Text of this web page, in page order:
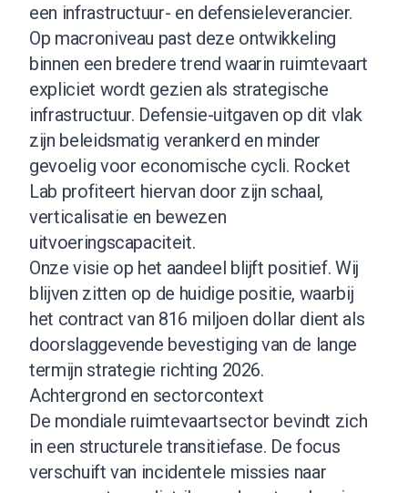
een infrastructuur- en defensieleverancier.
Op macroniveau past deze ontwikkeling
binnen een bredere trend waarin ruimtevaart
expliciet wordt gezien als strategische
infrastructuur. Defensie-uitgaven op dit vlak
zijn beleidsmatig verankerd en minder
gevoelig voor economische cycli. Rocket
Lab profiteert hiervan door zijn schaal,
verticalisatie en bewezen
uitvoeringscapaciteit.
Onze visie op het aandeel blijft positief. Wij
blijven zitten op de huidige positie, waarbij
het contract van 816 miljoen dollar dient als
doorslaggevende bevestiging van de lange
termijn strategie richting 2026.
Achtergrond en sectorcontext
De mondiale ruimtevaartsector bevindt zich
in een structurele transitiefase. De focus
verschuift van incidentele missies naar